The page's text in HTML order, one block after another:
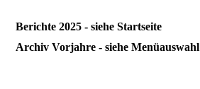
Berichte 2025 - siehe Startseite
Archiv Vorjahre - siehe Menüauswahl